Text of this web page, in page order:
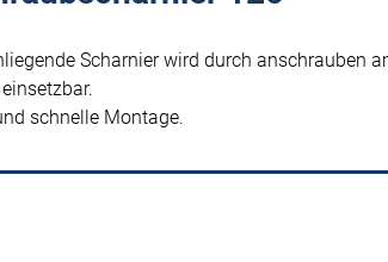
Scharnier wird durch anschrauben
schnelle Montage.